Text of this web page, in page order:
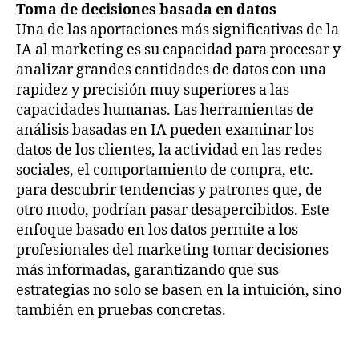
Toma de decisiones basada en datos
Una de las aportaciones más significativas de la
IA al marketing es su capacidad para procesar y
analizar grandes cantidades de datos con una
rapidez y precisión muy superiores a las
capacidades humanas. Las herramientas de
análisis basadas en IA pueden examinar los
datos de los clientes, la actividad en las redes
sociales, el comportamiento de compra, etc.
para descubrir tendencias y patrones que, de
otro modo, podrían pasar desapercibidos. Este
enfoque basado en los datos permite a los
profesionales del marketing tomar decisiones
más informadas, garantizando que sus
estrategias no solo se basen en la intuición, sino
también en pruebas concretas.